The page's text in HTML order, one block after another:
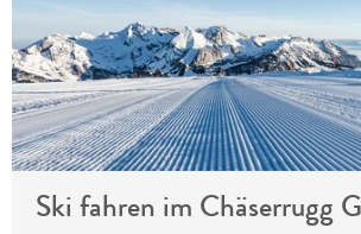
Ski fahren im Chäserrugg